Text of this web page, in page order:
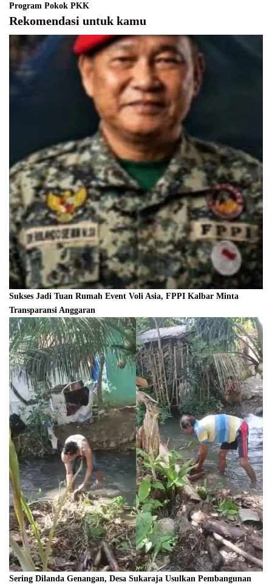
Program Pokok PKK
Rekomendasi untuk kamu
Sukses Jadi Tuan Rumah Event Voli Asia, FPPI Kalbar Minta
Transparansi Anggaran
Sering Dilanda Genangan, Desa Sukaraja Usulkan Pembangunan